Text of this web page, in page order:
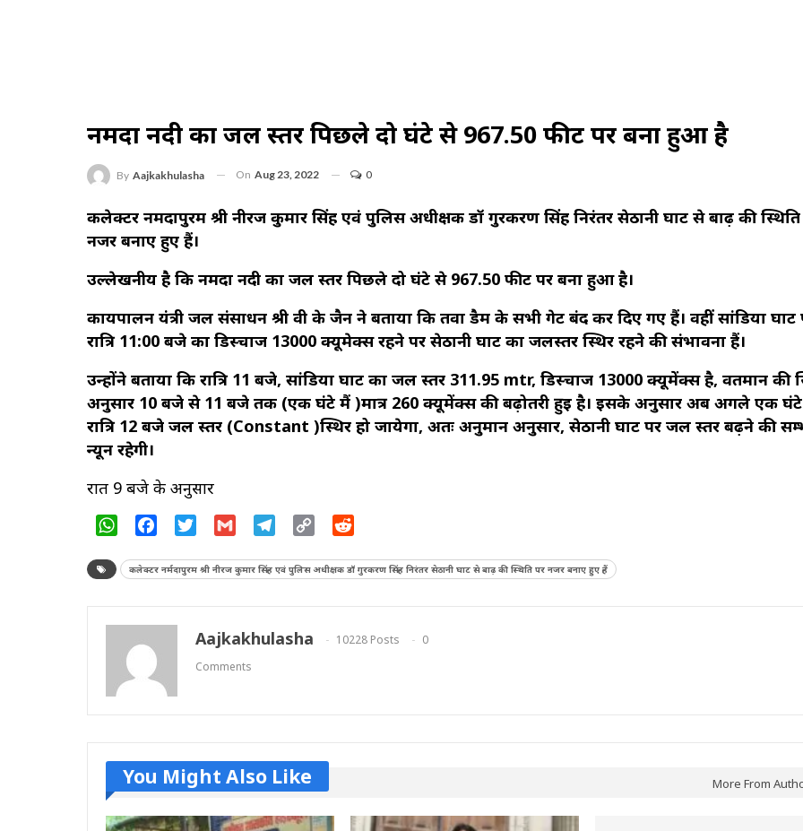
नर्मदा नदी का जल स्तर पिछले दो घंटे से 967.50 फीट पर बना हुआ है
By Aajkakhulasha On Aug 23, 2022 0
कलेक्टर नर्मदापुरम श्री नीरज कुमार सिंह एवं पुलिस अधीक्षक डॉ गुरकरण सिंह निरंतर सेठानी घाट से बाढ़ की
नजर बनाए हुए हैं।
उल्लेखनीय है कि नर्मदा नदी का जल स्तर पिछले दो घंटे से 967.50 फीट पर बना हुआ है।
कार्यपालन यंत्री जल संसाधन श्री वी के जैन ने बताया कि तवा डैम के सभी गेट बंद कर दिए गए हैं। वहीं सांडिया घाट
रात्रि 11:00 बजे का डिस्चार्ज 13000 क्यूमेक्स रहने पर सेठानी घाट का जलस्तर स्थिर रहने की संभावना हैं।
उन्होंने बताया कि रात्रि 11 बजे, सांडिया घाट का जल स्तर 311.95 mtr, डिस्चार्ज 13000 क्यूमेंक्स है, वर्तमान की
अनुसार 10 बजे से 11 बजे तक (एक घंटे मैं )मात्र 260 क्यूमेंक्स की बढ़ोतरी हुई है। इसके अनुसार अब अगले एक घंटे
रात्रि 12 बजे जल स्तर (Constant )स्थिर हो जायेगा, अतः अनुमान अनुसार, सेठानी घाट पर जल स्तर बढ़ने की
न्यून रहेगी।
रात 9 बजे के अनुसार
WhatsAppFacebookTwitter Gmail Telegram
Copy
कलेक्टर नर्मदापुरम श्री नीरज कुमार सिंह एवं पुलिस अधीक्षक डॉ गुरकरण सिंह निरंतर सेठानी घाट से बाढ़ की स्थिति पर नजर बनाए हुए हैं
Aajkakhulasha 10228 Posts
0
Comments
You Might Also Like More From